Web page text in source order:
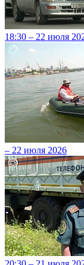
18:30 – 22 июля
– 22 июля 2026